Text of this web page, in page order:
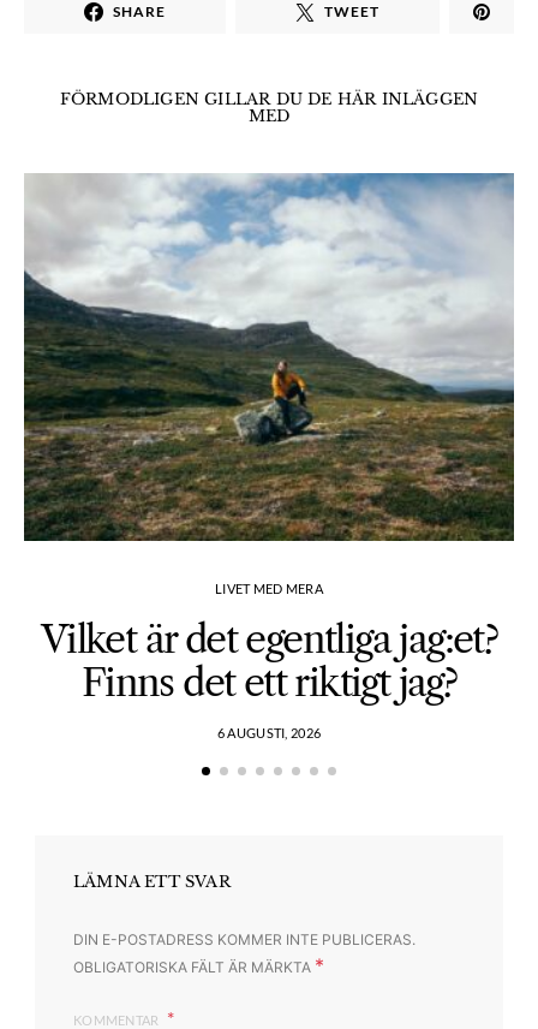
SHARE TWEET
FÖRMODLIGEN GILLAR DU DE HÄR INLÄGGEN
MED
LIVET MED MERA
Vilket är det egentliga jag:et?
Finns det ett riktigt jag?
6 AUGUSTI, 2026
LÄMNA ETT SVAR
DIN E-POSTADRESS KOMMER INTE PUBLICERAS.
OBLIGATORISKA FÄLT ÄR MÄRKTA *
KOMMENTAR